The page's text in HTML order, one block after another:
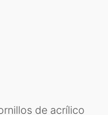
de acrílico